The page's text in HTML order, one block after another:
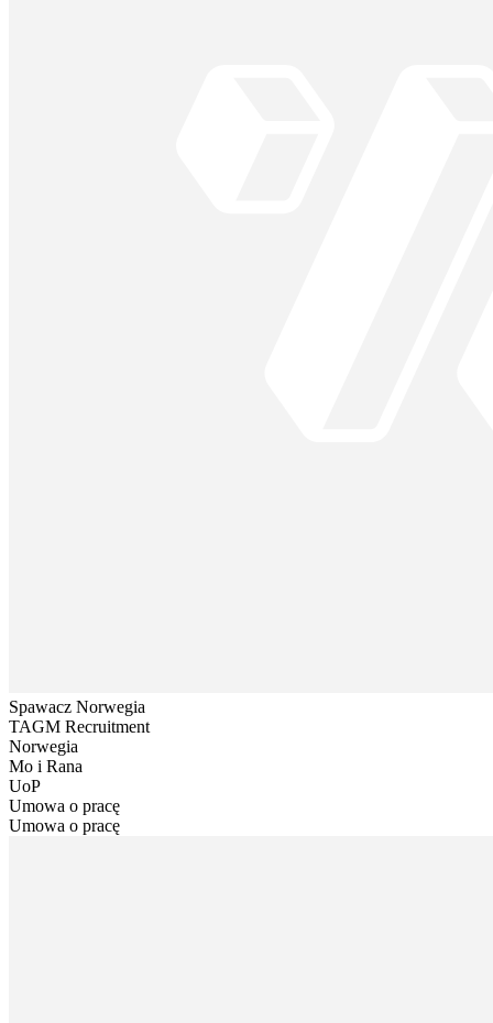
Spawacz Norwegia
TAGM Recruitment
Norwegia
Mo i Rana
UoP
Umowa o pracę
Umowa o pracę